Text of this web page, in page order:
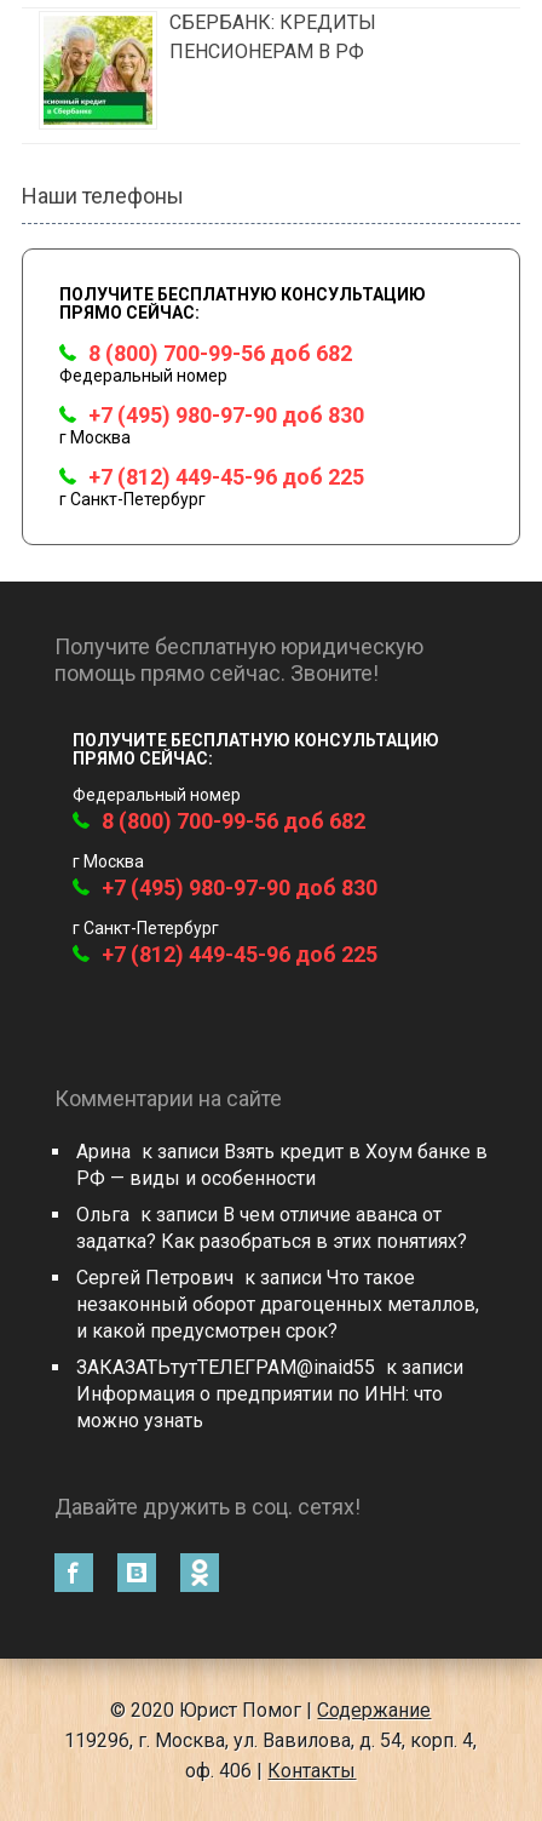
СБЕРБАНК: КРЕДИТЫ
ПЕНСИОНЕРАМ В РФ
Наши телефоны
ПОЛУЧИТЕ БЕСПЛАТНУЮ КОНСУЛЬТАЦИЮ
ПРЯМО СЕЙЧАС:
8 (800) 700-99-56 доб 682
Федеральный номер
+7 (495) 980-97-90 доб 830
г Москва
+7 (812) 449-45-96 доб 225
г Санкт-Петербург
Получите бесплатную юридическую
помощь прямо сейчас. Звоните!
ПОЛУЧИТЕ БЕСПЛАТНУЮ КОНСУЛЬТАЦИЮ
ПРЯМО СЕЙЧАС:
Федеральный номер
8 (800) 700-99-56 доб 682
г Москва
+7 (495) 980-97-90 доб 830
г Санкт-Петербург
+7 (812) 449-45-96 доб 225
Комментарии на сайте
Арина к записи Взять кредит в Хоум банке в
РФ — виды и особенности
Ольга к записи В чем отличие аванса от
задатка? Как разобраться в этих понятиях?
Сергей Петрович к записи Что такое
незаконный оборот драгоценных металлов,
и какой предусмотрен срок?
ЗАКАЗАТЬтутТЕЛЕГРАМ@inaid55 к записи
Информация о предприятии по ИНН: что
можно узнать
Давайте дружить в соц. сетях!
© 2020 Юрист Помог |Содержание
119296, г. Москва, ул. Вавилова, д. 54, корп. 4,
оф. 406 | Контакты